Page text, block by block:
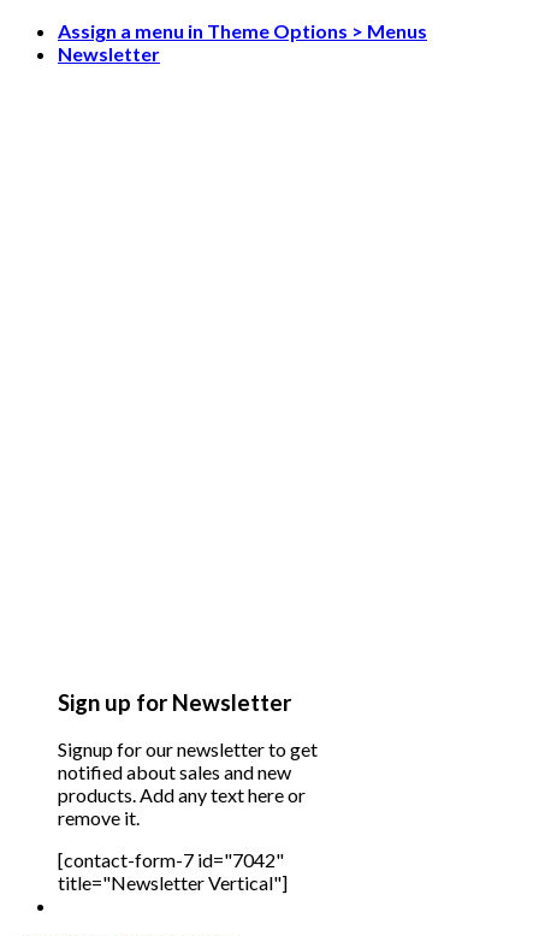
Skip
Assign a menu in Theme Options > Menus
Newsletter
Sign up for Newsletter
Signup for our newsletter to get
notified about sales and new
products. Add any text here or
remove it.
[contact-form-7 id="7042"
title="Newsletter Vertical"]